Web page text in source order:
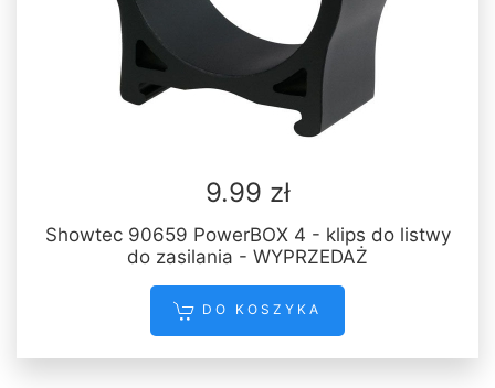
9.99 zł
Showtec 90659 PowerBOX 4 - klips do listwy
do zasilania - WYPRZEDAŻ
DO KOSZYKA